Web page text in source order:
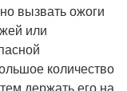
вызвать ожоги
или
количество
держать его на